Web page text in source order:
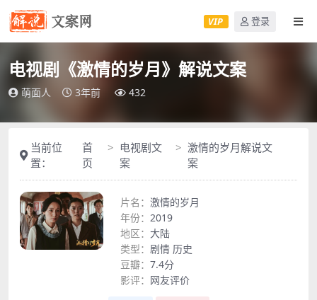
VIP 登录
电视剧《激情的岁月》解说文案
萌面人 3年前 432
当前位
置：
首
页
电视剧文
案
激情的岁月解说文
案
片名： 激情的岁月
年份： 2019
地区： 大陆
类型： 剧情 历史
豆瓣： 7.4分
影评： 网友评价